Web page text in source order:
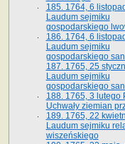
185. 1764, 6
Laudum sejmiku
gospodarskiego
186. 1764, 6
Laudum sejmiku
gospodarskiego
187. 1765, 25
Laudum sejmiku
gospodarskiego
188. 1765, 3 lutego
Uchwały ziemian
189. 1765, 22
Laudum sejmiku
wiszeńskiego